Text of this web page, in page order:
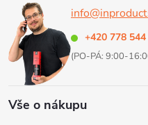
v
k
y
+420 778
(PO-PÁ: 9:00-
Vše o nákupu